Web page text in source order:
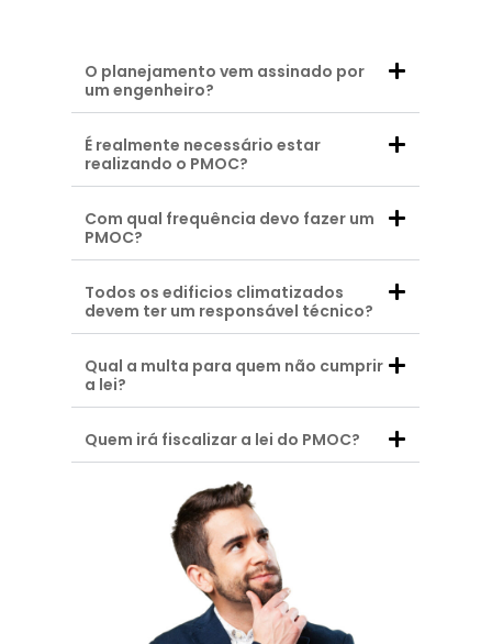
O planejamento vem assinado por
um engenheiro?
É realmente necessário estar
realizando o PMOC?
Com qual frequência devo fazer um
PMOC?
Todos os edificios climatizados
devem ter um responsável técnico?
Qual a multa para quem não cumprir
a lei?
Quem irá fiscalizar a lei do PMOC?